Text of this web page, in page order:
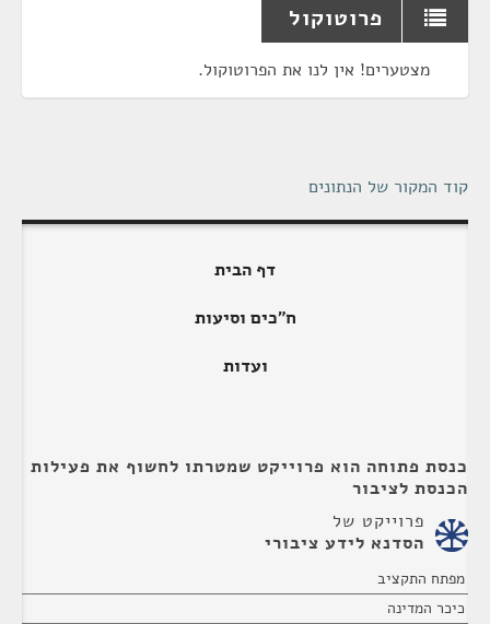
פרוטוקול
מצטערים! אין לנו את הפרוטוקול.
קוד המקור של הנתונים
דף הבית
ח"כים וסיעות
ועדות
כנסת פתוחה הוא פרוייקט שמטרתו לחשוף את פעילות
הכנסת לציבור
פרוייקט של
הסדנא לידע ציבורי
מפתח התקציב
כיכר המדינה